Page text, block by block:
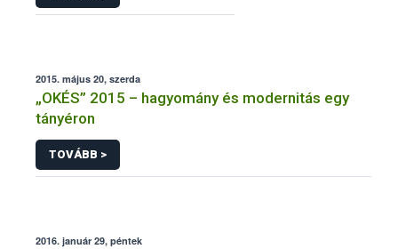
2015. május 20, szerda
„OKÉS” 2015 – hagyomány és modernitás egy
tányéron
TOVÁBB >
2016. január 29, péntek